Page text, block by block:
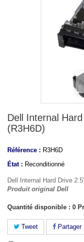
Dell Internal
(R3H6D)
Référence : R3H6D
État : Reconditionné
Dell Internal Hard Drive
Produit original Dell
Quantité disponible : 0
Tweet Partager